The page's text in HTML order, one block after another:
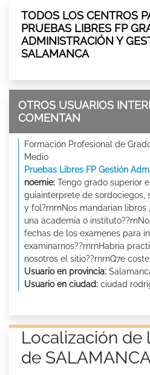
TODOS LOS CENTROS
PRUEBAS LIBRES FP
ADMINISTRACIÓN Y
SALAMANCA
OTROS USUARIOS
COMENTAN
Formación Profesional de
Medio
Pruebas Libres FP Gestión
noemie: Tengo grado superior
guiainterprete de sordociegos,
y fol?rnrnNos mandarian libros
una academia o
fechas de los examenes para
examinarnos??rnrnHabria
nosotros el sitio??rnrnQ7e
Usuario en provincia:
Usuario en ciudad: ciudad
Localización de
de